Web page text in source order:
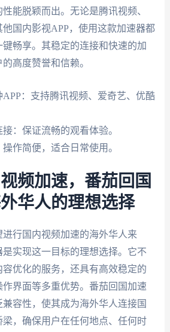
能脱颖而出。无论是腾讯视频、
国内影视APP，使用这款加速器都
畅享。其稳定的连接和快速的加
高度赞誉和信赖。
APP：支持腾讯视频、爱奇艺、优酷
：保证流畅的观看体验。
作简便，适合日常使用。
频加速，番茄回国
华人的理想选择
行国内视频加速的海外华人来
实现这一目标的理想选择。它不
优化的服务，还具有高效稳定的
界面等多重优势。番茄回国加速
容性，使其成为海外华人连接国
，确保用户在任何地点、任何时